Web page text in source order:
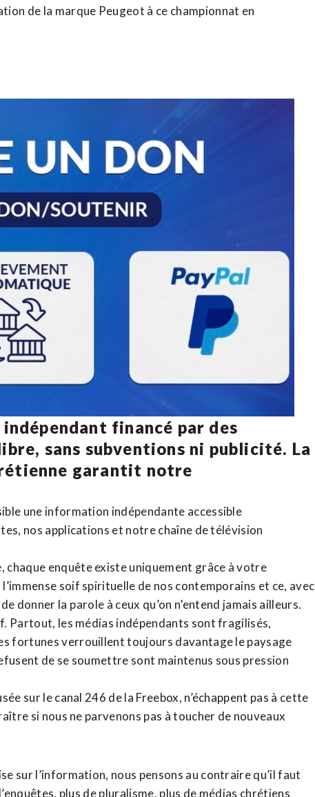
de la marque Peugeot à ce championnat en
financé par des
sans subventions ni publicité. La
garantit notre
une information indépendante accessible
nos applications et notrechaîne de télévision
chaque enquête existe uniquement grâce à votre
soif spirituelle de nos contemporains et ce, avec
donner la parole à ceux qu’on n’entend jamais ailleurs.
Partout, les médias indépendants sont fragilisés,
fortunes verrouillent toujours davantage le paysage
de se soumettre sont maintenus sous pression
sur le canal 246 de la Freebox, n’échappent pas à cette
si nous ne parvenons pas à toucher de nouveaux
sur l’information, nous pensons au contraire qu’il faut
plus de pluralisme, plus de médias chrétiens